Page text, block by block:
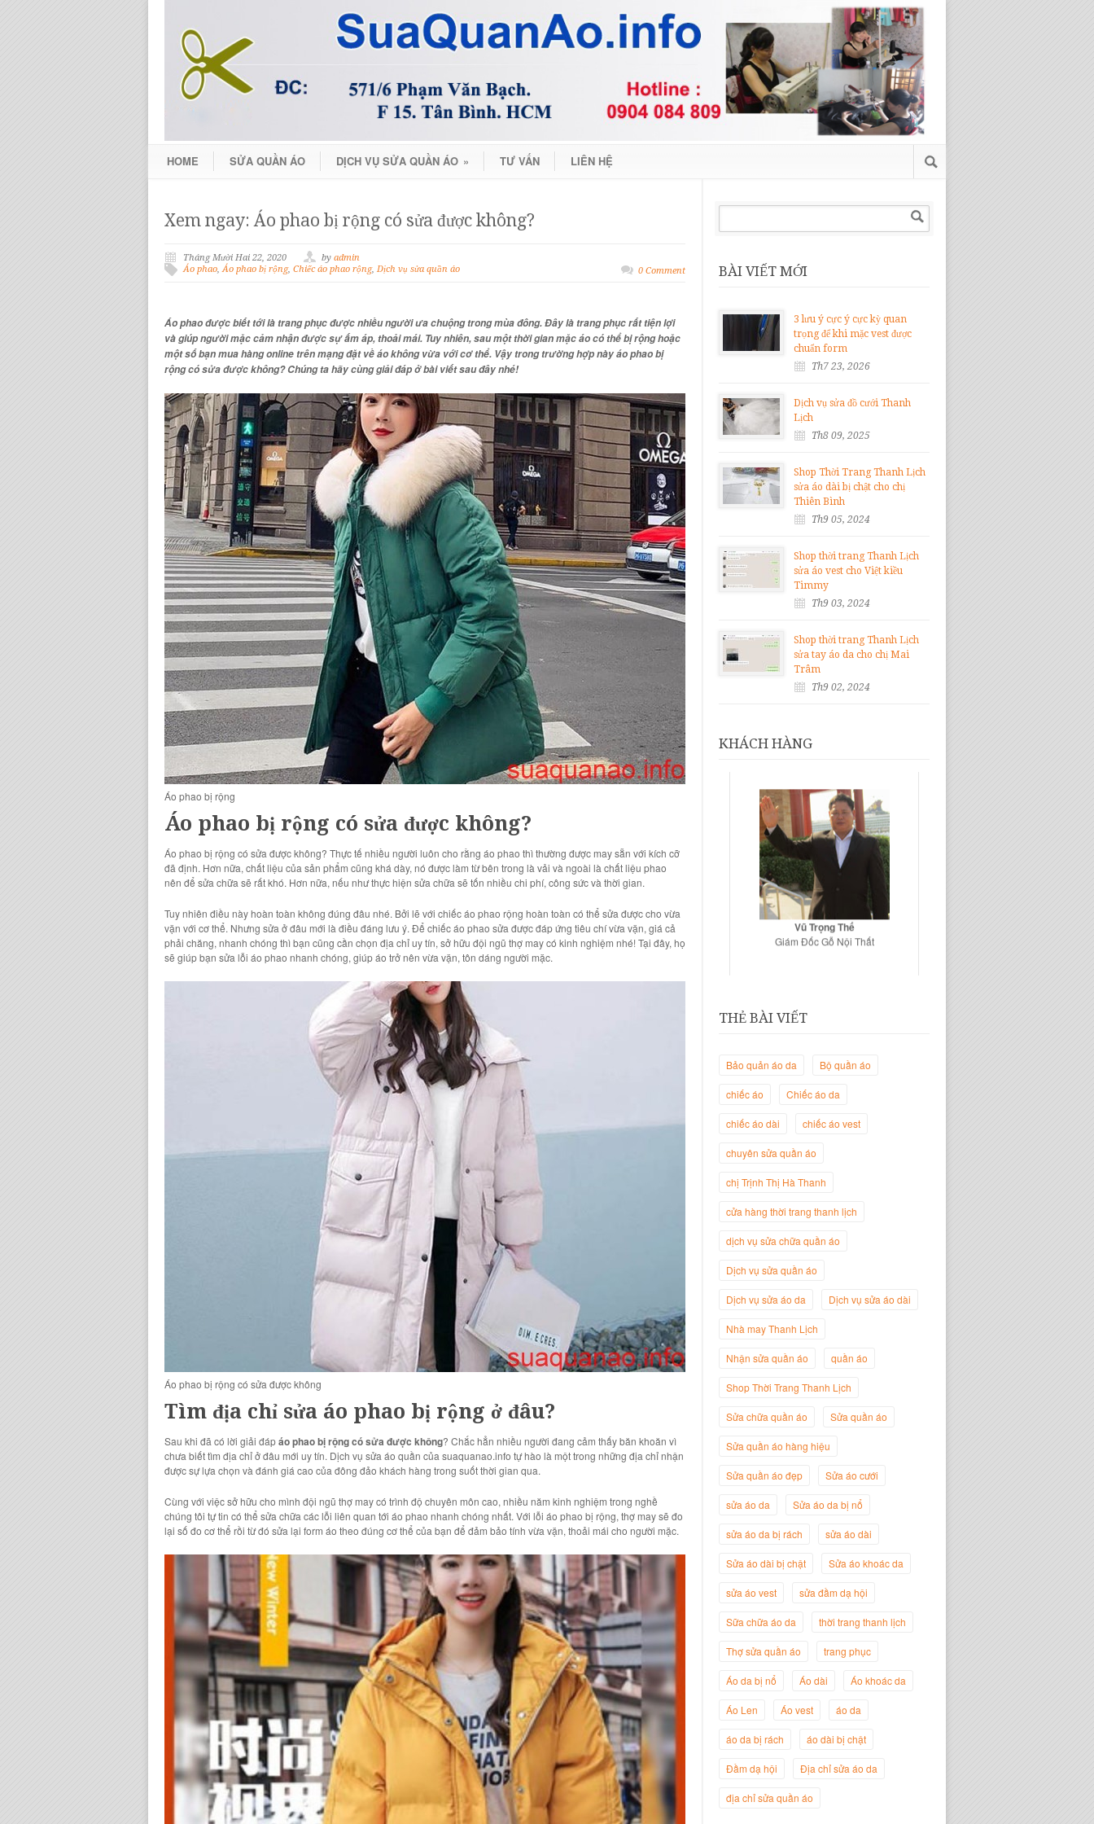
HOME SỬA QUẦN ÁO DỊCH VỤ SỬA QUẦN ÁO » TƯ VẤN LIÊN HỆ
Xem ngay: Áo phao bị rộng có sửa được không?
Tháng Mười Hai 22, 2020 by admin
Áo phao,Áo phao bị rộng, Chiếc áo phao rộng, Dịch vụ sửa quần áo 0 Comment
Áo phao được biết tới là trang phục được nhiều người ưa chuộng trong mùa đông. Đây là trang phục rất tiện lợi
và giúp người mặc cảm nhận được sự ấm áp, thoải mái. Tuy nhiên, sau một thời gian mặc áo có thể bị rộng hoặc
một số bạn mua hàng online trên mạng đặt về áo không vừa với cơ thể. Vậy trong trường hợp nàyáo phao bị
rộng có sửa được không? Chúng ta hãy cùng giải đáp ở bài viết sau đây nhé!
Áo phao bị rộng
Áo phao bị rộng có sửa được không?
Áo phao bị rộng có sửa được không? Thực tế nhiều người luôn cho rằng áo phao thì thường được may sẵn với kích cỡ
đã định. Hơn nữa, chất liệu của sản phẩm cũng khá dày, nó được làm từ bên trong là vải và ngoài là chất liệu phao
nên để sửa chữa sẽ rất khó. Hơn nữa, nếu như thực hiện sửa chữa sẽ tốn nhiều chi phí, công sức và thời gian.
Tuy nhiên điều này hoàn toàn không đúng đâu nhé. Bởi lẽ với chiếc áo phao rộng hoàn toàn có thể sửa được cho vừa
vặn với cơ thể. Nhưng sửa ở đâu mới là điều đáng lưu ý. Để chiếc áo phao sửa được đáp ứng tiêu chí vừa vặn, giá cả
phải chăng, nhanh chóng thì bạn cũng cần chọn địa chỉ uy tín, sở hữu đội ngũ thợ may có kinh nghiệm nhé! Tại đây, họ
sẽ giúp bạn sửa lỗi áo phao nhanh chóng, giúp áo trở nên vừa vặn, tôn dáng người mặc.
Áo phao bị rộng có sửa được không
Tìm địa chỉ sửa áo phao bị rộng ở đâu?
Sau khi đã có lời giải đápáo phao bị rộng có sửa được không? Chắc hẳn nhiều người đang cảm thấy băn khoăn vì
chưa biết tìm địa chỉ ở đâu mới uy tín. Dịch vụ sửa áo quần của suaquanao.info tự hào là một trong những địa chỉ nhận
được sự lựa chọn và đánh giá cao của đông đảo khách hàng trong suốt thời gian qua.
Cùng với việc sở hữu cho mình đội ngũ thợ may có trình độ chuyên môn cao, nhiều năm kinh nghiệm trong nghề
chúng tôi tự tin có thể sửa chữa các lỗi liên quan tới áo phao nhanh chóng nhất. Với lỗi áo phao bị rộng, thợ may sẽ đo
lại số đo cơ thể rồi từ đó sửa lại form áo theo đúng cơ thể của bạn để đảm bảo tính vừa vặn, thoải mái cho người mặc.
BÀI VIẾT MỚI
3 lưu ý cực ý cực kỳ quan
trọng để khi mặc vest được
chuẩn form
Th7 23, 2026
Dịch vụ sửa đồ cưới Thanh
Lịch
Th8 09, 2025
Shop Thời Trang Thanh Lịch
sửa áo dài bị chật cho chị
Thiên Bình
Th9 05, 2024
Shop thời trang Thanh Lịch
sửa áo vest cho Việt kiều
Timmy
Th9 03, 2024
Shop thời trang Thanh Lịch
sửa tay áo da cho chị Mai
Trâm
Th9 02, 2024
KHÁCH HÀNG
Vũ Trọng Thế
Giám Đốc Gỗ Nội Thất
Trịnh Thị Hà Thanh
Trang Thanh Lịch
Nguyễn Minh Đức
Giám Đốc Công ty Cây Xanh Gia
Nguyễn
Giám Đốc Công ty Twist Potato
THẺ BÀI VIẾT
Bảo quản áo da Bộ quần áo
chiếc áo Chiếc áo da
chiếc áo dài chiếc áo vest
chuyên sửa quần áo
chị Trịnh Thị Hà Thanh
cửa hàng thời trang thanh lịch
dịch vụ sửa chữa quần áo
Dịch vụ sửa quần áo
Dịch vụ sửa áo da Dịch vụ sửa áo dài
Nhà may Thanh Lịch
Nhận sửa quần áo quần áo
Shop Thời Trang Thanh Lịch
Sửa chữa quần áo Sửa quần áo
Sửa quần áo hàng hiệu
Sửa quần áo đẹp Sửa áo cưới
sửa áo da Sửa áo da bị nổ
sửa áo da bị rách sửa áo dài
Sửa áo dài bị chật Sửa áo khoác da
sửa áo vest sửa đầm dạ hội
Sữa chữa áo da thời trang thanh lịch
Thợ sửa quần áo trang phục
Áo da bị nổ Áo dài Áo khoác da
Áo Len Áo vest áo da
áo da bị rách áo dài bị chật
Đầm dạ hội Địa chỉ sửa áo da
địa chỉ sửa quần áo